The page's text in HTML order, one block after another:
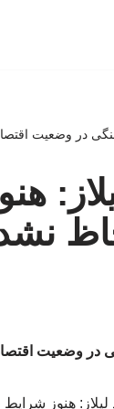
جنگی در وضعیت
در وضعیت